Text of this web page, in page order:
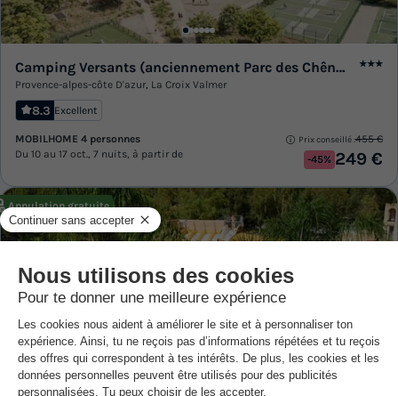
Camping Versants (anciennement Parc des Chênes) ★★★
Provence-alpes-côte D'azur, La Croix Valmer
8.3 Excellent
MOBILHOME 4 personnes
Du 10 au 17 oct., 7 nuits, à partir de
Prix conseillé :455 €
-45% 249 €
Annulation gratuite